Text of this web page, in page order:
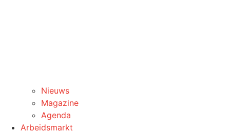
Nieuws
Magazine
Agenda
Arbeidsmarkt